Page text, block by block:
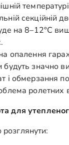
секційній
на 8–12°C
опалення
будуть значно
і обмерзання
ролетних
для